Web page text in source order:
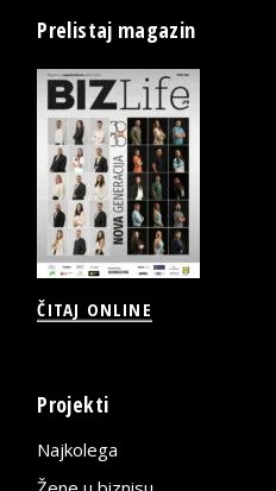
Prelistaj magazin
ČITAJ ONLINE
Projekti
Najkolega